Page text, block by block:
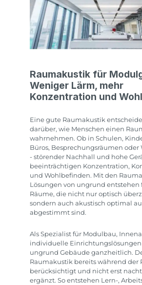
Raumakustik für
Weniger Lärm, mehr
Konzentration und
Eine gute Raumakustik
darüber, wie Menschen einen
wahrnehmen. Ob in Schulen,
Büros, Besprechungsräumen oder
- störender Nachhall und hohe
beeinträchtigen Konzentration,
und Wohlbefinden. Mit den
Lösungen von ungrund
Räume, die nicht nur optisch
sondern auch akustisch optimal
abgestimmt sind.
Als Spezialist für Modulbau,
individuelle
ungrund Gebäude ganzheitlich.
Raumakustik bereits während der
berücksichtigt und nicht erst
ergänzt. So entstehen Lern-,